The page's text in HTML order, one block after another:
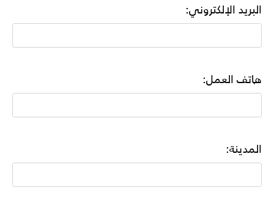
البريد الإلكتروني:
هاتف العمل:
المدينة: